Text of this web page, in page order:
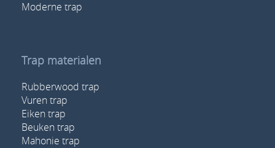
Moderne trap
Trap materialen
Rubberwood trap
Vuren trap
Eiken trap
Beuken trap
Mahonie trap